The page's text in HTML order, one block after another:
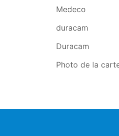
Medeco
duracam
Duracam
Photo de la